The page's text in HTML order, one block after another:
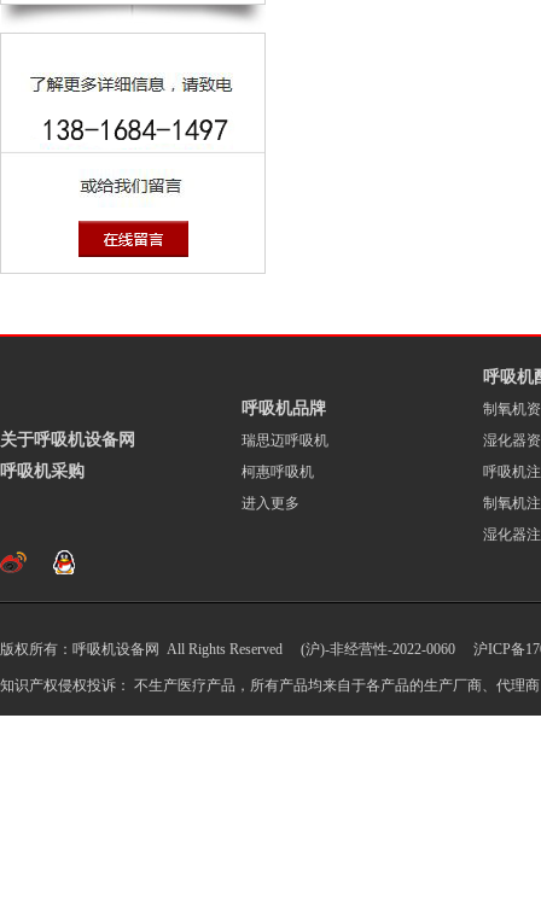
关于呼吸机设备网
呼吸机采购
呼吸机品牌
瑞思迈呼吸机
柯惠呼吸机
进入更多
呼吸机
制氧机
湿化器
呼吸机
制氧机
湿化器
版权所有：呼吸机设备网 All Rights Reserved (沪)-非经营性-2022-0060 沪ICP备
知识产权侵权投诉： 不生产医疗产品，所有产品均来自于各产品的生产厂商、代理